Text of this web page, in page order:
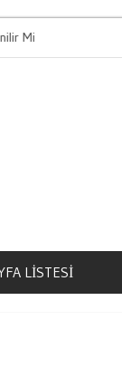
LISTESI